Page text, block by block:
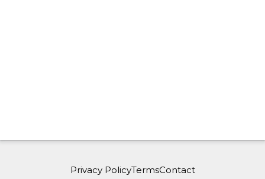
Privacy PolicyTermsContact